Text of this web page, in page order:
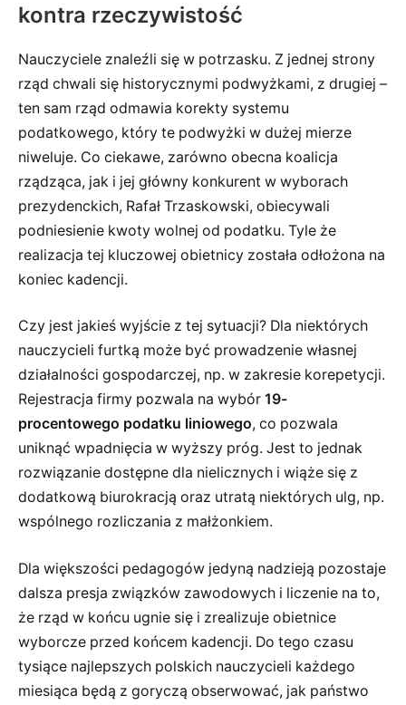
kontra rzeczywistość
Nauczyciele znaleźli się w potrzasku. Z jednej strony
rząd chwali się historycznymi podwyżkami, z drugiej –
ten sam rząd odmawia korekty systemu
podatkowego, który te podwyżki w dużej mierze
niweluje. Co ciekawe, zarówno obecna koalicja
rządząca, jak i jej główny konkurent w wyborach
prezydenckich, Rafał Trzaskowski, obiecywali
podniesienie kwoty wolnej od podatku. Tyle że
realizacja tej kluczowej obietnicy została odłożona na
koniec kadencji.
Czy jest jakieś wyjście z tej sytuacji? Dla niektórych
nauczycieli furtką może być prowadzenie własnej
działalności gospodarczej, np. w zakresie korepetycji.
Rejestracja firmy pozwala na wybór 19-
procentowego podatku liniowego, co pozwala
uniknąć wpadnięcia w wyższy próg. Jest to jednak
rozwiązanie dostępne dla nielicznych i wiąże się z
dodatkową biurokracją oraz utratą niektórych ulg, np.
wspólnego rozliczania z małżonkiem.
Dla większości pedagogów jedyną nadzieją pozostaje
dalsza presja związków zawodowych i liczenie na to,
że rząd w końcu ugnie się i zrealizuje obietnice
wyborcze przed końcem kadencji. Do tego czasu
tysiące najlepszych polskich nauczycieli każdego
miesiąca będą z goryczą obserwować, jak państwo